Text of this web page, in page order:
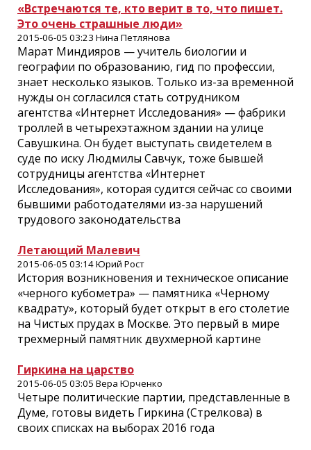
«Встречаются те, кто верит в то, что пишет.
Это очень страшные люди»
2015-06-05 03:23 Нина Петлянова
Марат Миндияров — учитель биологии и
географии по образованию, гид по профессии,
знает несколько языков. Только из-за временной
нужды он согласился стать сотрудником
агентства «Интернет Исследования» — фабрики
троллей в четырехэтажном здании на улице
Савушкина. Он будет выступать свидетелем в
суде по иску Людмилы Савчук, тоже бывшей
сотрудницы агентства «Интернет
Исследования», которая судится сейчас со своими
бывшими работодателями из-за нарушений
трудового законодательства
Летающий Малевич
2015-06-05 03:14 Юрий Рост
История возникновения и техническое описание
«черного кубометра» — памятника «Черному
квадрату», который будет открыт в его столетие
на Чистых прудах в Москве. Это первый в мире
трехмерный памятник двухмерной картине
Гиркина на царство
2015-06-05 03:05 Вера Юрченко
Четыре политические партии, представленные в
Думе, готовы видеть Гиркина (Стрелкова) в
своих списках на выборах 2016 года